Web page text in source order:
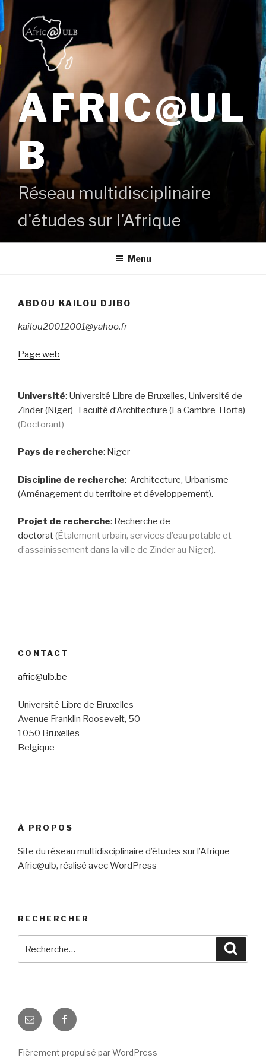
Aller
au
contenu
principal
AFRIC@UL
B
Réseau multidisciplinaire
d'études sur l'Afrique
Menu
ABDOU KAILOU DJIBO
kailou20012001@yahoo.fr
Page web
Université: Université Libre de Bruxelles, Université de
Zinder (Niger)- Faculté d’Architecture (La Cambre-Horta)
(Doctorant)
Pays de recherche: Niger
Discipline de recherche: Architecture, Urbanisme
(Aménagement du territoire et développement).
Projet de recherche: Recherche de
doctorat(Étalement urbain, services d’eau potable et
d’assainissement dans la ville de Zinder au Niger).
CONTACT
afric@ulb.be
Université Libre de Bruxelles
Avenue Franklin Roosevelt, 50
1050 Bruxelles
Belgique
À PROPOS
Site du réseau multidisciplinaire d’études sur l’Afrique
Afric@ulb, réalisé avec WordPress
RECHERCHER
pour
E-
mail
Facebook
Fièrement propulsé par WordPress